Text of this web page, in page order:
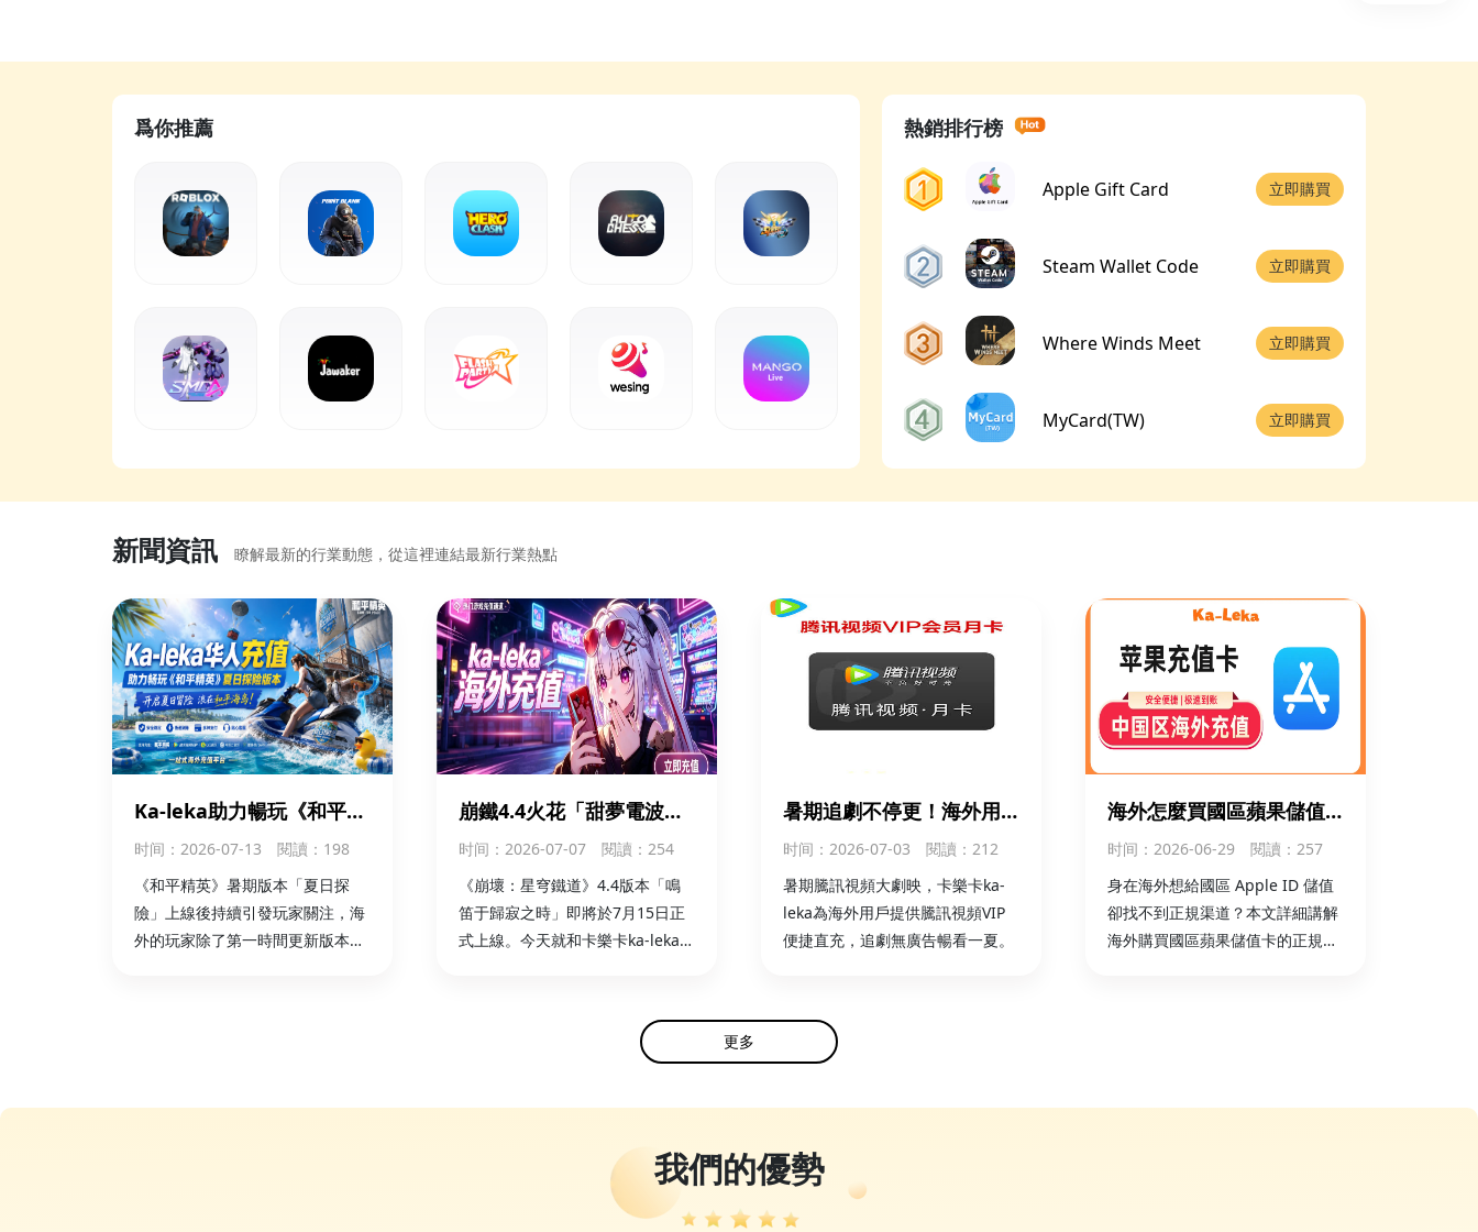
爲你推薦 熱銷排行榜
Apple Gift Card 立即購買
Steam Wallet Code 立即購買
Where Winds Meet 立即購買
MyCard(TW) 立即購買
鵝鴨殺 立即購買
Xbox Live Gift Card 立即購買
Tencent Q Coins 立即購買
新聞資訊 瞭解最新的行業動態，從這裡連結最新行業熱點
Ka-leka助力暢玩《和平精
英》夏日探險版本
时间 ：2026-07-13
閱讀：198
《和平精英》暑期版本「夏日探
險」上線後持續引發玩家關注，海
外的玩家除了第一時間更新版本，
崩鐵4.4火花「甜夢電波」
限時1350夢華！ka-leka海
时间 ：2026-07-07
閱讀：254
《崩壞：星穹鐵道》4.4版本「鳴
笛于歸寂之時」即將於7月15日正
式上線。今天就和卡樂卡ka-leka一
暑期追劇不停更！海外用
卡樂卡ka-leka輕鬆直充國
时间 ：2026-07-03
閱讀：212
暑期騰訊視頻大劇映，卡樂卡ka-
leka為海外用戶提供騰訊視頻VIP
便捷直充，追劇無廣告暢看一夏。
海外怎麼買國區蘋果儲值
卡？App Store 儲值卡購
时间 ：2026-06-29
閱讀：257
身在海外想給國區 Apple ID 儲值
卻找不到正規渠道？本文詳細講解
海外購買國區蘋果儲值卡的正規流
更多
我們的優勢